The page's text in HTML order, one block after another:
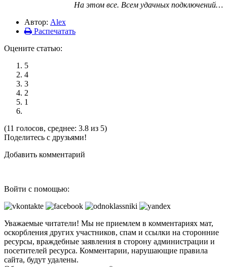
На этом все. Всем удачных подключений…
Автор: Alex
Распечатать
Оцените статью:
5
4
3
2
1
(11 голосов, среднее: 3.8 из 5)
Поделитесь с друзьями!
Добавить комментарий
Войти с помощью:
Уважаемые читатели! Мы не приемлем в комментариях мат,
оскорбления других участников, спам и ссылки на сторонние
ресурсы, враждебные заявления в сторону администрации и
посетителей ресурса. Комментарии, нарушающие правила
сайта, будут удалены.